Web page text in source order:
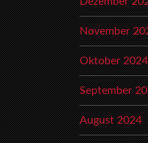
November
Oktober 2024
September
August 2024